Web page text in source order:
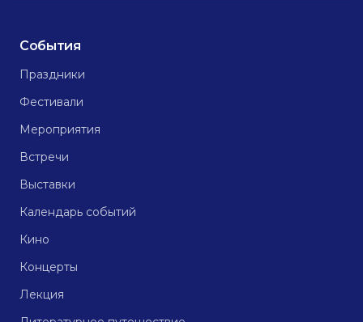
События
Праздники
Фестивали
Мероприятия
Встречи
Выставки
Календарь событий
Кино
Концерты
Лекция